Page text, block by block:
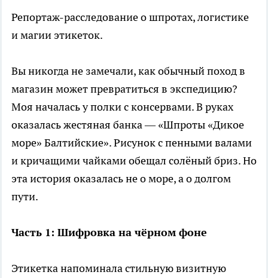
Репортаж-расследование о шпротах, логистике
и магии этикеток.
Вы никогда не замечали, как обычный поход в
магазин может превратиться в экспедицию?
Моя началась у полки с консервами. В руках
оказалась жестяная банка — «Шпроты «Дикое
море» Балтийские». Рисунок с пенными валами
и кричащими чайками обещал солёный бриз. Но
эта история оказалась не о море, а о долгом
пути.
Часть 1: Шифровка на чёрном фоне
Этикетка напоминала стильную визитную